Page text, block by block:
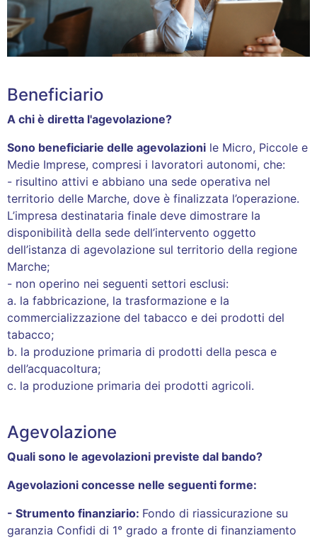
Beneficiario
A chi è diretta l'agevolazione?
Sono beneficiarie delle agevolazioni le Micro, Piccole e
Medie Imprese, compresi i lavoratori autonomi, che:
- risultino attivi e abbiano una sede operativa nel
territorio delle Marche, dove è finalizzata l’operazione.
L’impresa destinataria finale deve dimostrare la
disponibilità della sede dell’intervento oggetto
dell’istanza di agevolazione sul territorio della regione
Marche;
- non operino nei seguenti settori esclusi:
a. la fabbricazione, la trasformazione e la
commercializzazione del tabacco e dei prodotti del
tabacco;
b. la produzione primaria di prodotti della pesca e
dell’acquacoltura;
c. la produzione primaria dei prodotti agricoli.
Agevolazione
Quali sono le agevolazioni previste dal bando?
Agevolazioni concesse nelle seguenti forme:
- Strumento finanziario: Fondo di riassicurazione su
garanzia Confidi di 1° grado a fronte di finanziamento